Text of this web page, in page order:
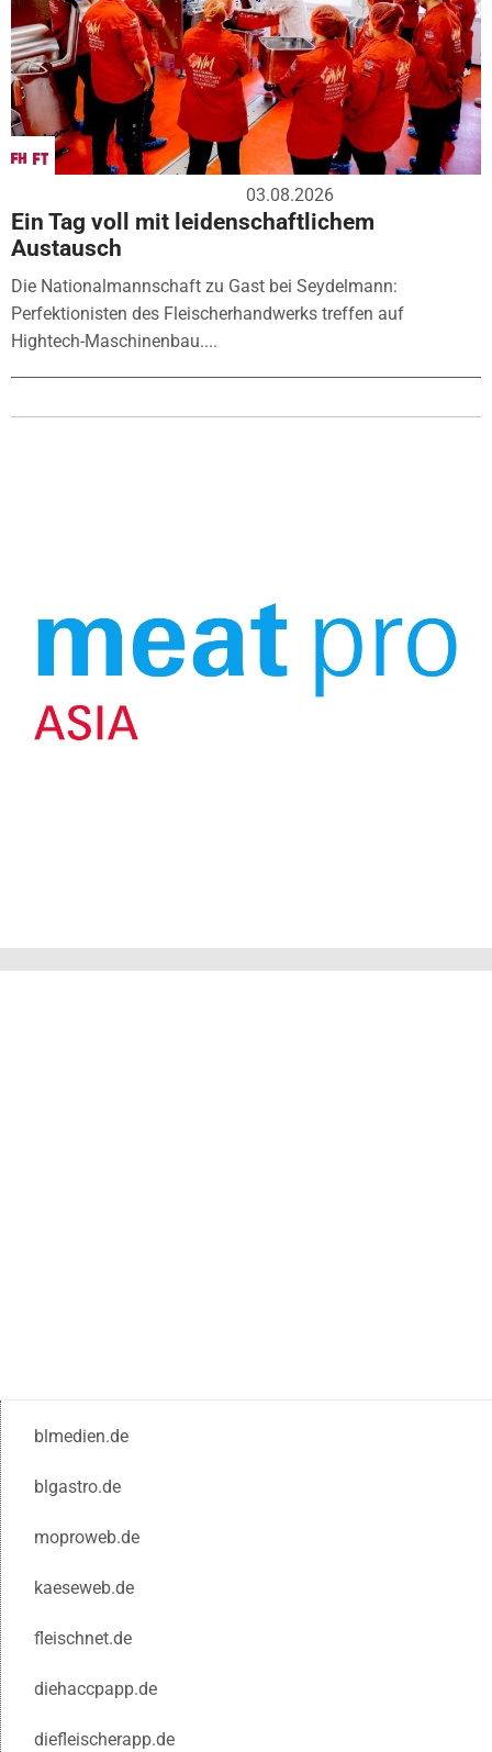
03.08.2026
Ein Tag voll mit leidenschaftlichem
Austausch
Die Nationalmannschaft zu Gast bei Seydelmann:
Perfektionisten des Fleischerhandwerks treffen auf
Hightech-Maschinenbau....
blmedien.de
blgastro.de
moproweb.de
kaeseweb.de
fleischnet.de
diehaccpapp.de
diefleischerapp.de